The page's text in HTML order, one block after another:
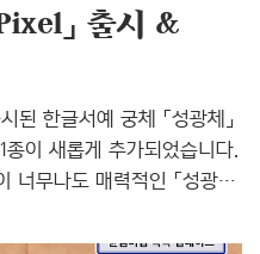
」 출시 &
한글서예 궁체 「성광체」
이 새롭게 추가되었습니다.
너무나도 매력적인 「성광체
셀 폰트를 제공하고